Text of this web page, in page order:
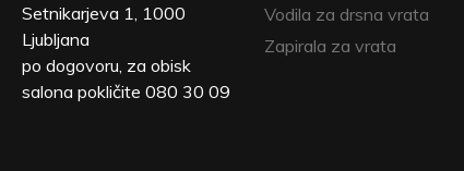
Setnikarjeva 1, 1000
Ljubljana
po dogovoru, za obisk
salona pokličite 080 30 09
Vodila za drsna vrata
Zapirala za vrata